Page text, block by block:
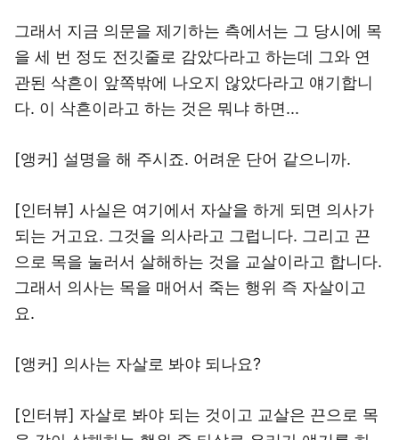
그래서 지금 의문을 제기하는 측에서는 그 당시에 목
을 세 번 정도 전깃줄로 감았다라고 하는데 그와 연
관된 삭흔이 앞쪽밖에 나오지 않았다라고 얘기합니
다. 이 삭흔이라고 하는 것은 뭐냐 하면...
[앵커] 설명을 해 주시죠. 어려운 단어 같으니까.
[인터뷰] 사실은 여기에서 자살을 하게 되면 의사가
되는 거고요. 그것을 의사라고 그럽니다. 그리고 끈
으로 목을 눌러서 살해하는 것을 교살이라고 합니다.
그래서 의사는 목을 매어서 죽는 행위 즉 자살이고
요.
[앵커] 의사는 자살로 봐야 되나요?
[인터뷰] 자살로 봐야 되는 것이고 교살은 끈으로 목